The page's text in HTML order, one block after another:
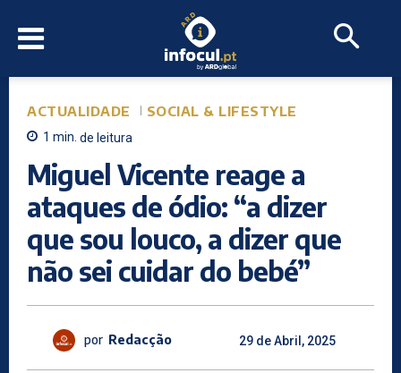
ACTUALIDADE SOCIAL & LIFESTYLE
1 min. de leitura
Miguel Vicente reage a
ataques de ódio: “a dizer
que sou louco, a dizer que
não sei cuidar do bebé”
por Redacção 29 de Abril, 2025